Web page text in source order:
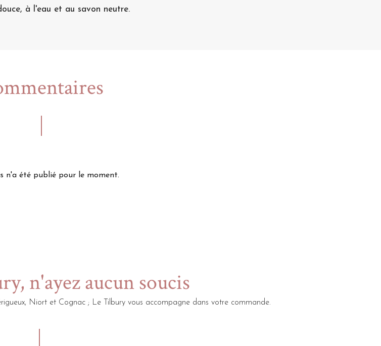
à l'eau et au savon neutre.
n'a été publié pour le moment.
n'ayez aucun soucis
Niort et Cognac ; Le Tilbury vous accompagne dans votre commande.